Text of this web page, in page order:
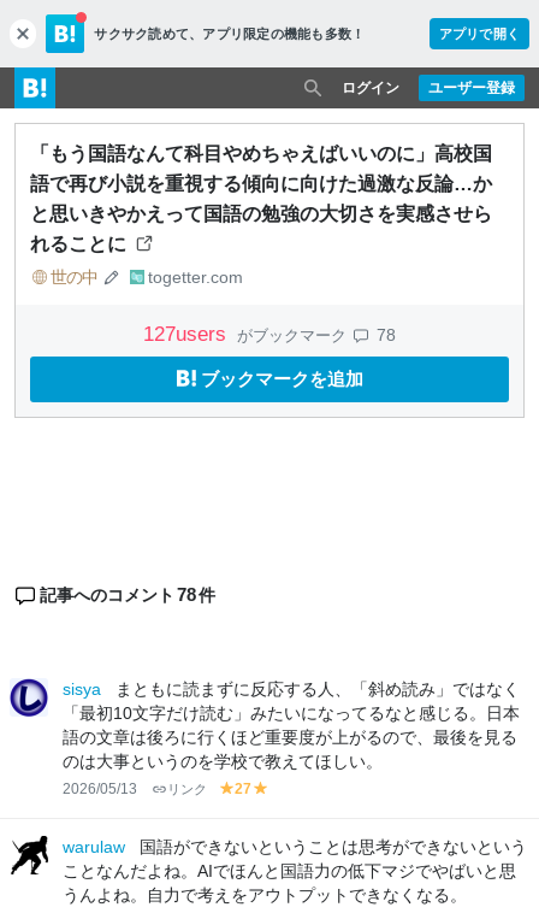
c
l
o
s
e
サクサク読めて、 アプリ限定の機能も多数！ アプリで開く
ユーザー登録
ログイン
「もう国語なんて科目やめちゃえばいいのに」高校国
語で再び小説を重視する傾向に向けた過激な反論…か
と思いきやかえって国語の勉強の大切さを実感させら
れることに
世の中 togetter.com
127users がブックマーク 78
ブックマークを追加
記事へのコメント 78件
sisya
まともに読まずに反応する人、「斜め読み」ではなく
「最初10文字だけ読む」みたいになってるなと感じる。日本
語の文章は後ろに行くほど重要度が上がるので、最後を見る
のは大事というのを学校で教えてほしい。
2026/05/13 リンク
y
lo
w
27
lo
w
warulaw
国語ができないということは思考ができないという
ことなんだよね。AIでほんと国語力の低下マジでやばいと思
うんよね。自力で考えをアウトプットできなくなる。